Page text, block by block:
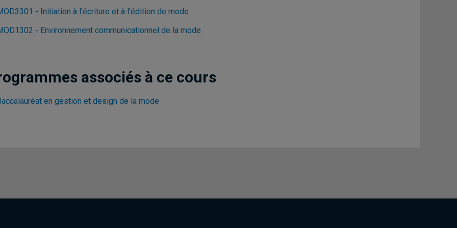
- Initiation à l'écriture et à l'édition de mode
- Environnement communicationnel de la mode
associés à ce cours
en gestion et design de la mode